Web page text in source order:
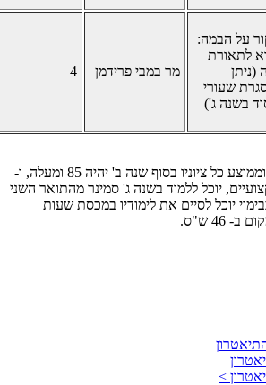
על הבמה:
לתאורת
(ניתן
שעורי
בשנה ג')
מר במבי פרידמן 4
סטודנט הלומד במסלול, וממוצע כל ציוניו בסוף שנה ב' יהיה 85 ומעלה, ו-
יוכל ללמוד בשנה ג' סמינר מהתואר השני
יוכל לסיים את לימודיו במכסת שעות
>